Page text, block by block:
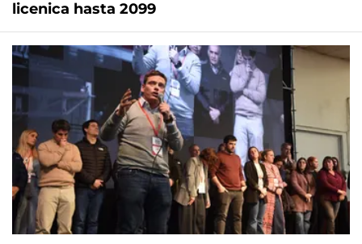
licenica hasta 2099